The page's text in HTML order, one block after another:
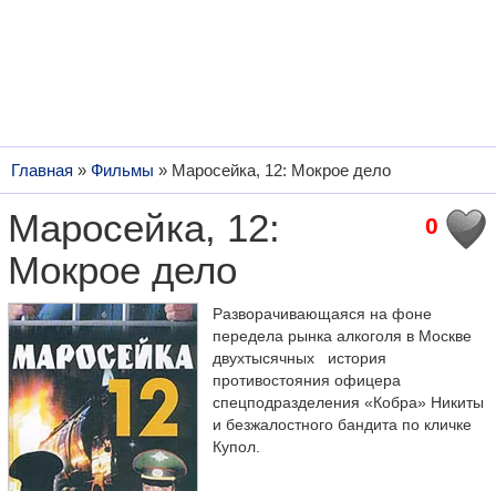
Главная » Фильмы » Маросейка, 12: Мокрое дело
0
Маросейка, 12:
Мокрое дело
Разворачивающаяся на фоне
передела рынка алкоголя в Москве
двухтысячных история
противостояния офицера
спецподразделения «Кобра» Никиты
и безжалостного бандита по кличке
Купол.